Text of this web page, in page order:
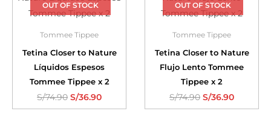
OUT OF STOCK
Tommee Tippee
Tetina Closer to Nature
Líquidos Espesos
Tommee Tippee x 2
S/74.90 S/36.90
OUT OF STOCK
Tommee Tippee
Tetina Closer to Nature
Flujo Lento Tommee
Tippee x 2
S/74.90 S/36.90